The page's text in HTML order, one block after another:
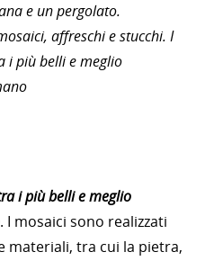
e un pergolato.
affreschi e stucchi. I
i più belli e meglio
i più belli e meglio
. I mosaici sono realizzati
materiali, tra cui la pietra,